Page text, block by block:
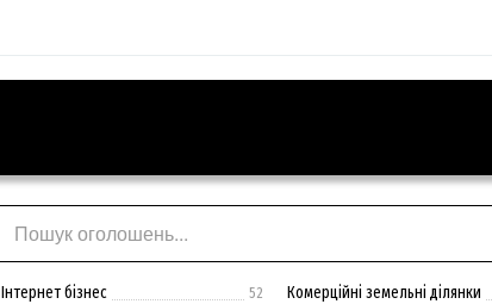
Інтернет бізнес 52 Комерційні земельні ділянки